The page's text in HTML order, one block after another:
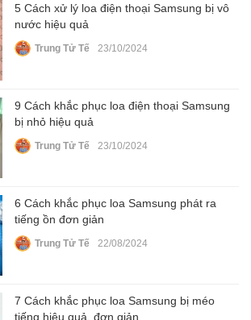
5 Cách xử lý loa điện thoại Samsung bị vô
nước hiệu quả
Trung Tử Tế 23/10/2024
9 Cách khắc phục loa điện thoại Samsung
bị nhỏ hiệu quả
Trung Tử Tế 23/10/2024
6 Cách khắc phục loa Samsung phát ra
tiếng ồn đơn giản
Trung Tử Tế 22/08/2024
7 Cách khắc phục loa Samsung bị méo
tiếng hiệu quả, đơn giản